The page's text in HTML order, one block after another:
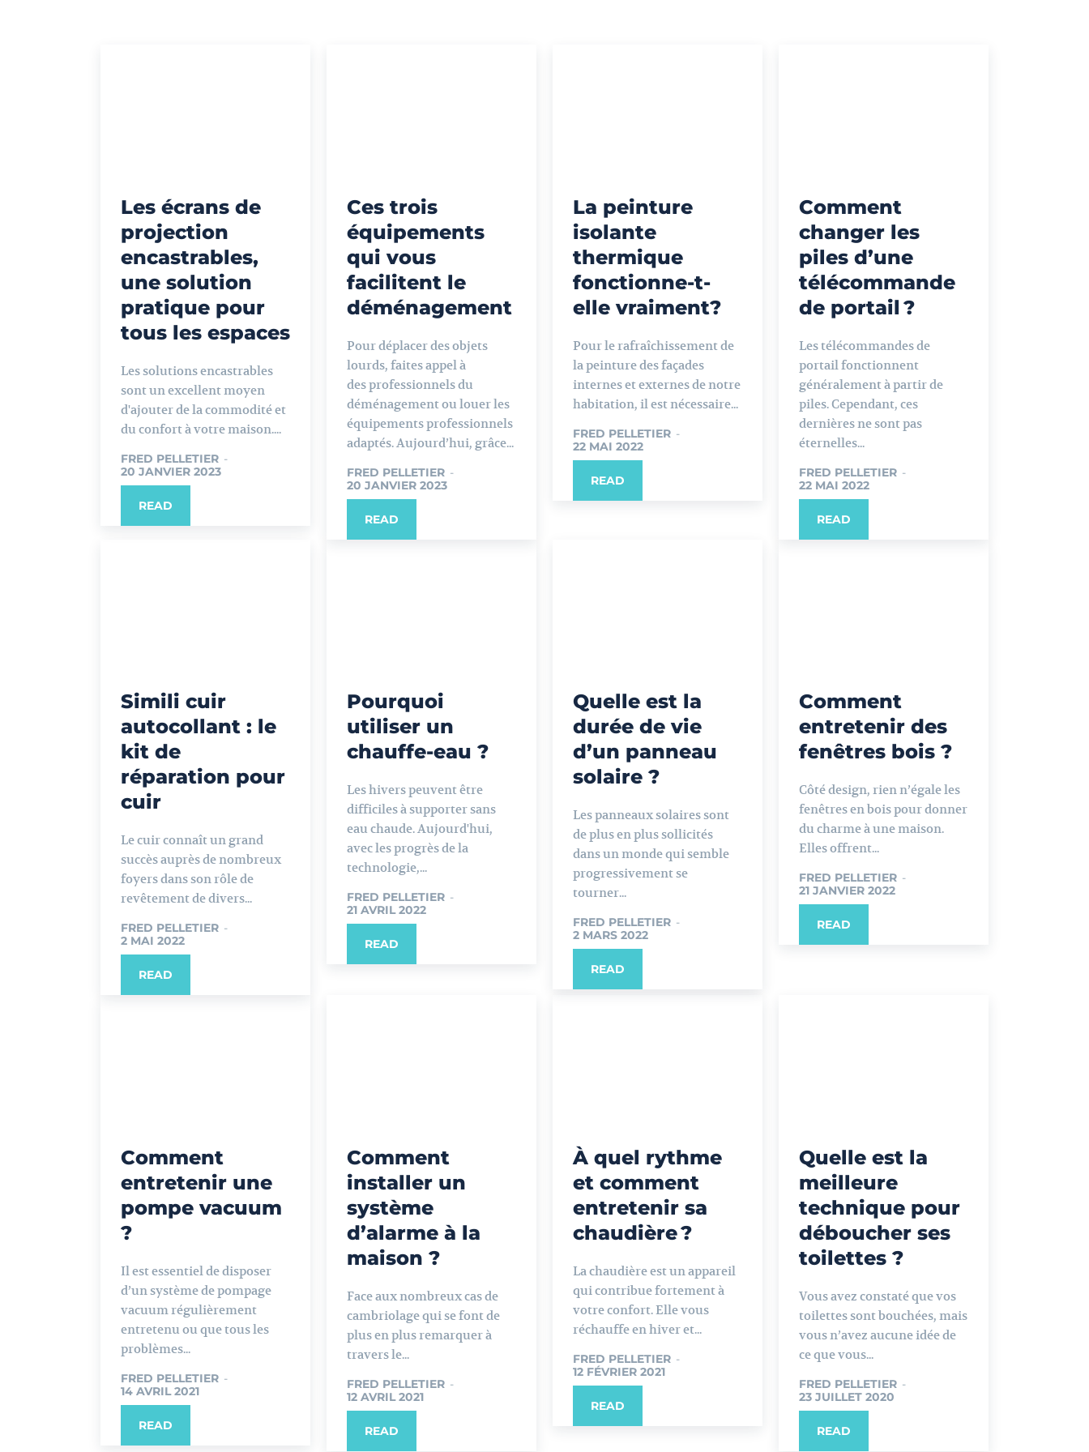
Les écrans de
projection
encastrables,
une solution
pratique pour
tous les espaces
Les solutions encastrables
sont un excellent moyen
d'ajouter de la commodité et
du confort à votre maison....
FRED PELLETIER -
20 JANVIER 2023
READ
Ces trois
équipements
qui vous
facilitent le
déménagement
Pour déplacer des objets
lourds, faites appel à
des professionnels du
déménagement ou louer les
équipements professionnels
adaptés. Aujourd’hui, grâce...
FRED PELLETIER -
20 JANVIER 2023
READ
La peinture
isolante
thermique
fonctionne-t-
elle vraiment?
Pour le rafraîchissement de
la peinture des façades
internes et externes de notre
habitation, il est nécessaire...
FRED PELLETIER -
22 MAI 2022
READ
Comment
changer les
piles d’une
télécommande
de portail ?
Les télécommandes de
portail fonctionnent
généralement à partir de
piles. Cependant, ces
dernières ne sont pas
éternelles...
FRED PELLETIER -
22 MAI 2022
READ
Simili cuir
autocollant : le
kit de
réparation pour
cuir
Le cuir connaît un grand
succès auprès de nombreux
foyers dans son rôle de
revêtement de divers...
FRED PELLETIER -
2 MAI 2022
READ
Pourquoi
utiliser un
chauffe-eau ?
Les hivers peuvent être
difficiles à supporter sans
eau chaude. Aujourd'hui,
avec les progrès de la
technologie,...
FRED PELLETIER -
21 AVRIL 2022
READ
Quelle est la
durée de vie
d’un panneau
solaire ?
Les panneaux solaires sont
de plus en plus sollicités
dans un monde qui semble
progressivement se
tourner...
FRED PELLETIER -
2 MARS 2022
READ
Comment
entretenir des
fenêtres bois ?
Côté design, rien n’égale les
fenêtres en bois pour donner
du charme à une maison.
Elles offrent...
FRED PELLETIER -
21 JANVIER 2022
READ
Comment
entretenir une
pompe vacuum
?
Il est essentiel de disposer
d’un système de pompage
vacuum régulièrement
entretenu ou que tous les
problèmes...
FRED PELLETIER -
14 AVRIL 2021
READ
Comment
installer un
système
d’alarme à la
maison ?
Face aux nombreux cas de
cambriolage qui se font de
plus en plus remarquer à
travers le...
FRED PELLETIER -
12 AVRIL 2021
READ
À quel rythme
et comment
entretenir sa
chaudière ?
La chaudière est un appareil
qui contribue fortement à
votre confort. Elle vous
réchauffe en hiver et...
FRED PELLETIER -
12 FÉVRIER 2021
READ
Quelle est la
meilleure
technique pour
déboucher ses
toilettes ?
Vous avez constaté que vos
toilettes sont bouchées, mais
vous n’avez aucune idée de
ce que vous...
FRED PELLETIER -
23 JUILLET 2020
READ